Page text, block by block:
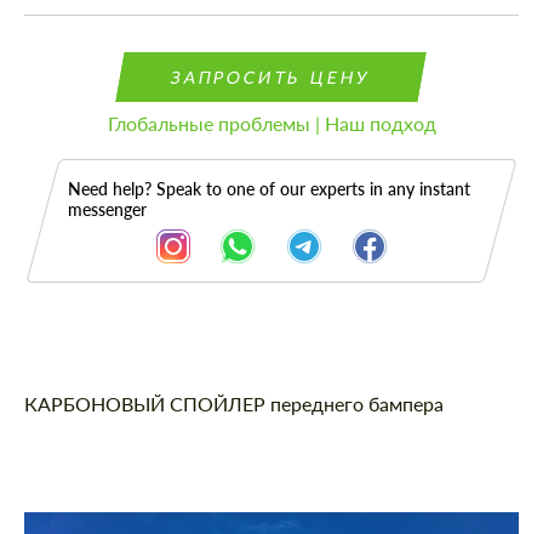
ЗАПРОСИТЬ ЦЕНУ
Глобальные проблемы | Наш подход
Need help? Speak to one of our experts in any instant
messenger
Описание
КАРБОНОВЫЙ СПОЙЛЕР переднего бампера